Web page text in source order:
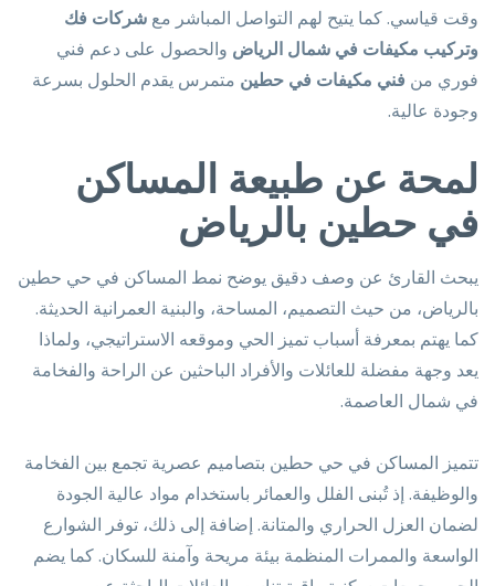
وقت قياسي. كما يتيح لهم التواصل المباشر مع شركات فك
وتركيب مكيفات في شمال الرياض والحصول على دعم فني
فوري من فني مكيفات في حطين متمرس يقدم الحلول بسرعة
وجودة عالية.
لمحة عن طبيعة المساكن
في حطين بالرياض
يبحث القارئ عن وصف دقيق يوضح نمط المساكن في حي حطين
بالرياض، من حيث التصميم، المساحة، والبنية العمرانية الحديثة.
كما يهتم بمعرفة أسباب تميز الحي وموقعه الاستراتيجي، ولماذا
يعد وجهة مفضلة للعائلات والأفراد الباحثين عن الراحة والفخامة
في شمال العاصمة.
تتميز المساكن في حي حطين بتصاميم عصرية تجمع بين الفخامة
والوظيفة. إذ تُبنى الفلل والعمائر باستخدام مواد عالية الجودة
لضمان العزل الحراري والمتانة. إضافة إلى ذلك، توفر الشوارع
الواسعة والممرات المنظمة بيئة مريحة وآمنة للسكان. كما يضم